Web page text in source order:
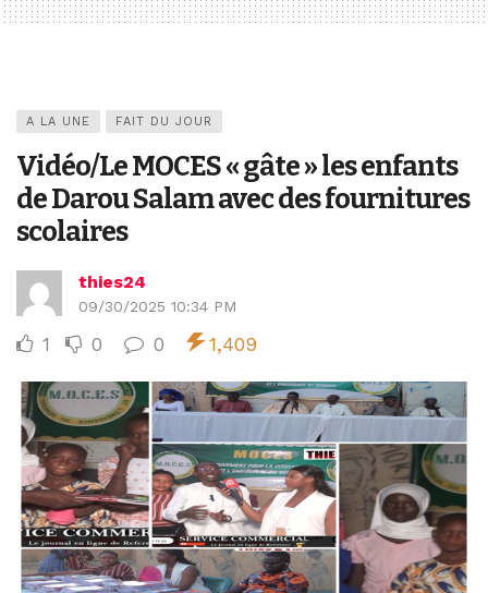
A LA UNE FAIT DU JOUR
Vidéo/Le MOCES « gâte » les enfants
de Darou Salam avec des fournitures
scolaires
thies24
09/30/2025 10:34 PM
1 0 0 1,409